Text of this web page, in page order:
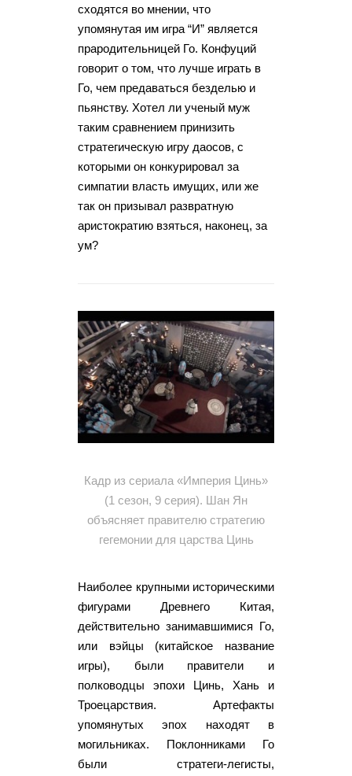
сходятся во мнении, что
упомянутая им игра “И” является
прародительницей Го. Конфуций
говорит о том, что лучше играть в
Го, чем предаваться безделью и
пьянству. Хотел ли ученый муж
таким сравнением принизить
стратегическую игру даосов, с
которыми он конкурировал за
симпатии власть имущих, или же
так он призывал развратную
аристократию взяться, наконец, за
ум?
Кадр из сериала «Империя Цинь»
(1 сезон, 9 серия). Шан Ян
объясняет правителю стратегию
гегемонии для царства Цинь
Наиболее крупными историческими
фигурами Древнего Китая,
действительно занимавшимися Го,
или вэйцы (китайское название
игры), были правители и
полководцы эпохи Цинь, Хань и
Троецарствия. Артефакты
упомянутых эпох находят в
могильниках. Поклонниками Го
были стратеги-легисты,